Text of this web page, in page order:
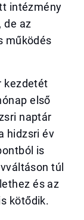
intézmény
de az
működés
kezdetét
első
naptár
hidzsri év
is
túl
és az
kötődik.